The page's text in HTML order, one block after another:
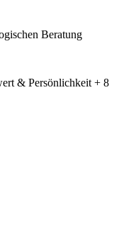
Beratung
& Persönlichkeit + 8